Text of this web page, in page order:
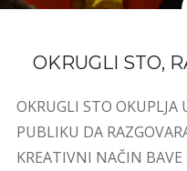
OKRUGLI STO,
OKRUGLI STO OKUPLJA
PUBLIKU DA
KREATIVNI NAČIN